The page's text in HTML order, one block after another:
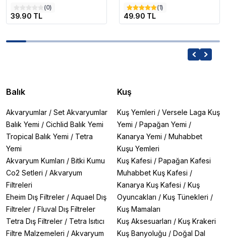
(0)
39.90 TL
(1)
49.90 TL
Balık
Akvaryumlar / Set Akvaryumlar
Balık Yemi / Cichlid Balık Yemi
Tropical Balık Yemi / Tetra
Yemi
Akvaryum Kumları / Bitki Kumu
Co2 Setleri / Akvaryum
Filtreleri
Eheim Dış Filtreler / Aquael Dış
Filtreler / Fluval Dış Filtreler
Tetra Dış Filtreler / Tetra Isıtıcı
Filtre Malzemeleri / Akvaryum
Kuş
Kuş Yemleri / Versele Laga Kuş
Yemi / Papağan Yemi /
Kanarya Yemi / Muhabbet
Kuşu Yemleri
Kuş Kafesi / Papağan Kafesi
Muhabbet Kuş Kafesi /
Kanarya Kuş Kafesi / Kuş
Oyuncakları / Kuş Tünekleri /
Kuş Mamaları
Kuş Aksesuarları / Kuş Krakeri
Kuş Banyoluğu / Doğal Dal